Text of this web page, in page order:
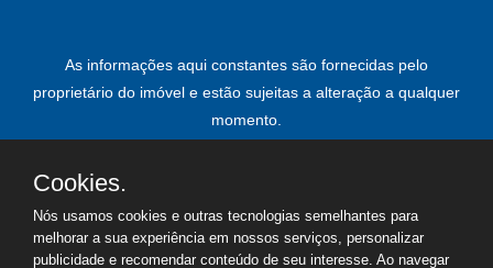
As informações aqui constantes são fornecidas pelo
proprietário do imóvel e estão sujeitas a alteração a qualquer
momento.
©2026Copyright - Paulo Roberto Leardi | Todos os direitos
reservados
Cookies.
Nós usamos cookies e outras tecnologias semelhantes para
melhorar a sua experiência em nossos serviços, personalizar
publicidade e recomendar conteúdo de seu interesse. Ao navegar